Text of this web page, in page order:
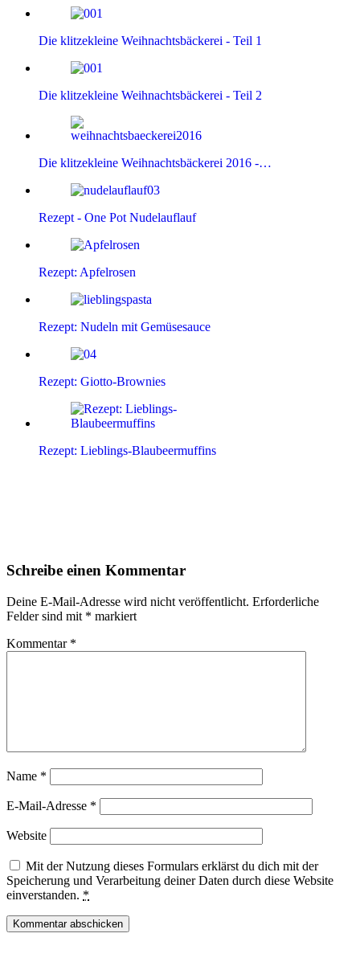
Die klitzekleine Weihnachtsbäckerei - Teil 1
Die klitzekleine Weihnachtsbäckerei - Teil 2
Die klitzekleine Weihnachtsbäckerei 2016 -…
Rezept - One Pot Nudelauflauf
Rezept: Apfelrosen
Rezept: Nudeln mit Gemüsesauce
Rezept: Giotto-Brownies
Rezept: Lieblings-Blaubeermuffins
Interaktionen
Schreibe einen Kommentar
Deine E-Mail-Adresse wird nicht veröffentlicht. Erforderliche
Felder sind mit * markiert
Kommentar *
Name *
E-Mail-Adresse *
Website
Mit der Nutzung dieses Formulars erklärst du dich mit der
Speicherung und Verarbeitung deiner Daten durch diese Website
einverstanden. *